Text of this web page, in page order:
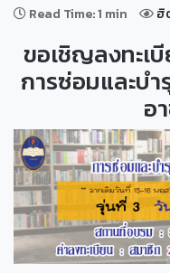
Read Time: 1 min ฮิ
ขอเชิญลงทะเ
การซ่อมและบ
อ